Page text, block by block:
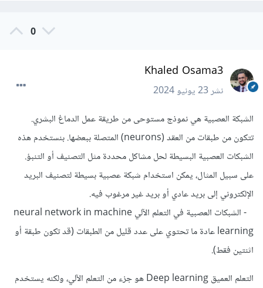
0
Khaled Osama3
نشر23 يونيو 2024
الشبكة العصبية هي نموذج مستوحى من طريقة عمل الدماغ البشري.
تتكون من طبقات من العقد (neurons) المتصلة ببعضها. بنستخدم هذه
الشبكات العصبية البسيطة لحل مشاكل محددة مثل التصنيف أو التنبؤ.
على سبيل المثال، يمكن استخدام شبكة عصبية بسيطة لتصنيف البريد
الإلكتروني إلى بريد عادي أو بريد غير مرغوب فيه.
- الشبكات العصبية في التعلم الآلي neural network in machine
learning عادة ما تحتوي على عدد قليل من الطبقات (قد تكون طبقة أو
اثنتين فقط).
التعلم العميق Deep learning هو جزء من التعلم الآلي، ولكنه يستخدم